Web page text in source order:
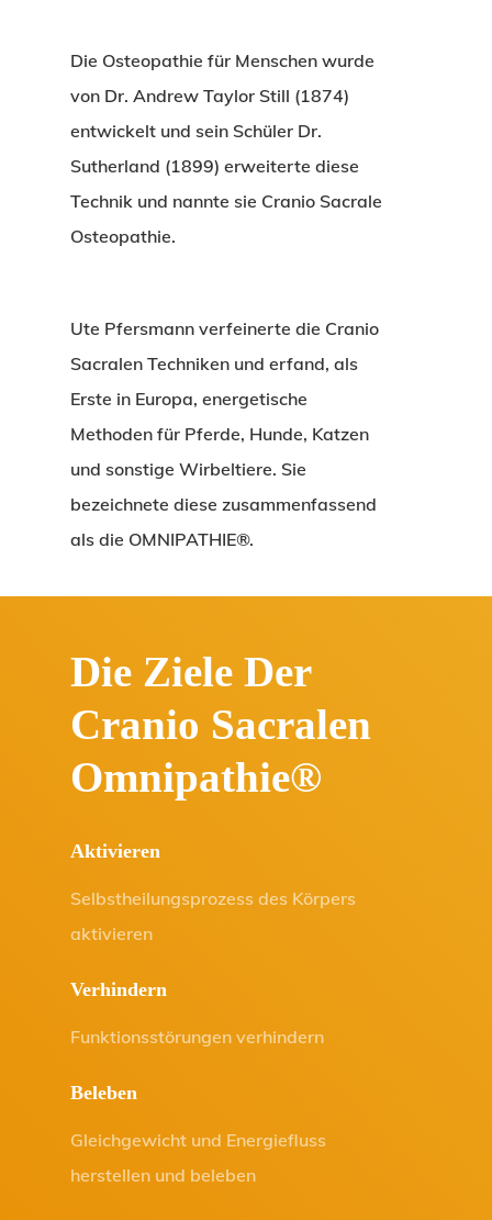
Die Osteopathie für Menschen wurde
von Dr. Andrew Taylor Still (1874)
entwickelt und sein Schüler Dr.
Sutherland (1899) erweiterte diese
Technik und nannte sie Cranio Sacrale
Osteopathie.
Ute Pfersmann verfeinerte die Cranio
Sacralen Techniken und erfand, als
Erste in Europa, energetische
Methoden für Pferde, Hunde, Katzen
und sonstige Wirbeltiere. Sie
bezeichnete diese zusammenfassend
als die OMNIPATHIE®.
Die Ziele Der
Cranio Sacralen
Omnipathie®
Aktivieren
Selbstheilungsprozess des Körpers
aktivieren
Verhindern
Funktionsstörungen verhindern
Beleben
Gleichgewicht und Energiefluss
herstellen und beleben